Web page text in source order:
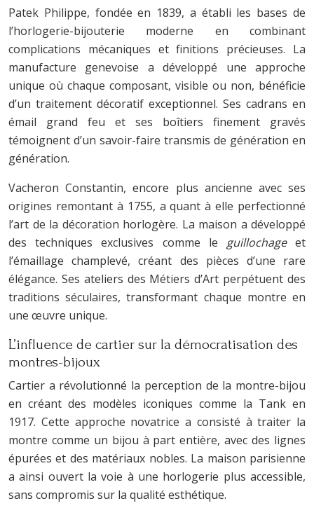
Patek Philippe, fondée en 1839, a établi les bases de
l’horlogerie-bijouterie moderne en combinant
complications mécaniques et finitions précieuses. La
manufacture genevoise a développé une approche
unique où chaque composant, visible ou non, bénéficie
d’un traitement décoratif exceptionnel. Ses cadrans en
émail grand feu et ses boîtiers finement gravés
témoignent d’un savoir-faire transmis de génération en
génération.
Vacheron Constantin, encore plus ancienne avec ses
origines remontant à 1755, a quant à elle perfectionné
l’art de la décoration horlogère. La maison a développé
des techniques exclusives comme le guillochageet
l’émaillage champlevé, créant des pièces d’une rare
élégance. Ses ateliers des Métiers d’Art perpétuent des
traditions séculaires, transformant chaque montre en
une œuvre unique.
L’influence de cartier sur la démocratisation des
montres-bijoux
Cartier a révolutionné la perception de la montre-bijou
en créant des modèles iconiques comme la Tank en
1917. Cette approche novatrice a consisté à traiter la
montre comme un bijou à part entière, avec des lignes
épurées et des matériaux nobles. La maison parisienne
a ainsi ouvert la voie à une horlogerie plus accessible,
sans compromis sur la qualité esthétique.